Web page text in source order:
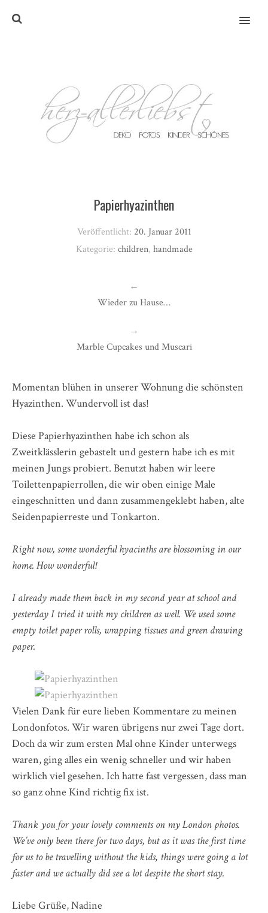
MENU
Momentan blühen in unserer Wohnung die schönsten
Hyazinthen. Wundervoll ist das!
Diese Papierhyazinthen habe ich schon als
Zweitklässlerin gebastelt und gestern habe ich es mit
meinen Jungs probiert. Benutzt haben wir leere
Toilettenpapierrollen, die wir oben einige Male
eingeschnitten und dann zusammengeklebt haben, alte
Seidenpapierreste und Tonkarton.
Right now, some wonderful hyacinths are blossoming in our
home. How wonderful!
I already made them back in my second year at school and
yesterday I tried it with my children as well. We used some
empty toilet paper rolls, wrapping tissues and green drawing
paper.
Vielen Dank für eure lieben Kommentare zu meinen
Londonfotos. Wir waren übrigens nur zwei Tage dort.
Doch da wir zum ersten Mal ohne Kinder unterwegs
waren, ging alles ein wenig schneller und wir haben
wirklich viel gesehen. Ich hatte fast vergessen, dass man
so ganz ohne Kind richtig fix ist.
Thank you for your lovely comments on my London photos.
We’ve only been there for two days, but as it was the first time
for us to be travelling without the kids, things were going a lot
faster and we actually did see a lot despite the short stay.
Liebe Grüße, Nadine
Papierhyazinthen
Veröffentlicht: 20. Januar 2011
Kategorie: children, handmade
←
Wieder zu Hause…
→
Marble Cupcakes und Muscari